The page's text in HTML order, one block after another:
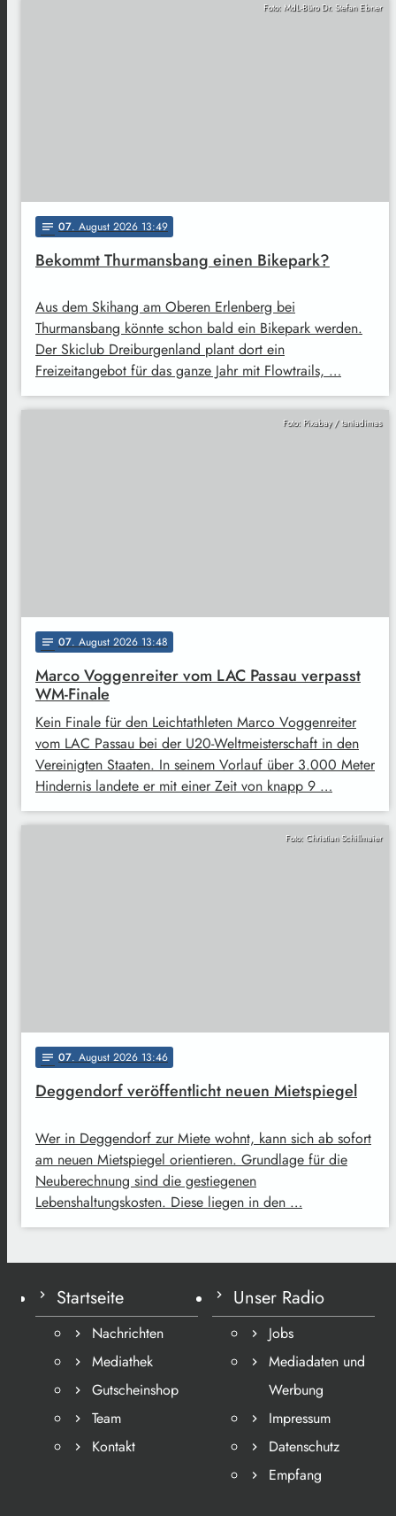
Foto: MdL-Büro Dr. Stefan Ebner
notes 07. August 2026 13:49
Bekommt Thurmansbang einen Bikepark?
Aus dem Skihang am Oberen Erlenberg bei
Thurmansbang könnte schon bald ein Bikepark werden.
Der Skiclub Dreiburgenland plant dort ein
Freizeitangebot für das ganze Jahr mit Flowtrails, …
Foto: Pixabay / taniadimas
notes 07. August 2026 13:48
Marco Voggenreiter vom LAC Passau verpasst
WM-Finale
Kein Finale für den Leichtathleten Marco Voggenreiter
vom LAC Passau bei der U20-Weltmeisterschaft in den
Vereinigten Staaten. In seinem Vorlauf über 3.000 Meter
Hindernis landete er mit einer Zeit von knapp 9 …
Foto: Christian Schillmaier
notes 07. August 2026 13:46
Deggendorf veröffentlicht neuen Mietspiegel
Wer in Deggendorf zur Miete wohnt, kann sich ab sofort
am neuen Mietspiegel orientieren. Grundlage für die
Neuberechnung sind die gestiegenen
Lebenshaltungskosten. Diese liegen in den …
Startseite
Nachrichten
Mediathek
Gutscheinshop
Team
Kontakt
Unser Radio
Jobs
Mediadaten und
Werbung
Impressum
Datenschutz
Empfang